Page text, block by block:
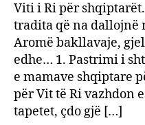
Viti i Ri për
tradita që na dallojnë
Aromë bakllavaje,
edhe… 1. Pastrimi i
e mamave shqiptare
për Vit të Ri vazhdon
tapetet, çdo gjë […]